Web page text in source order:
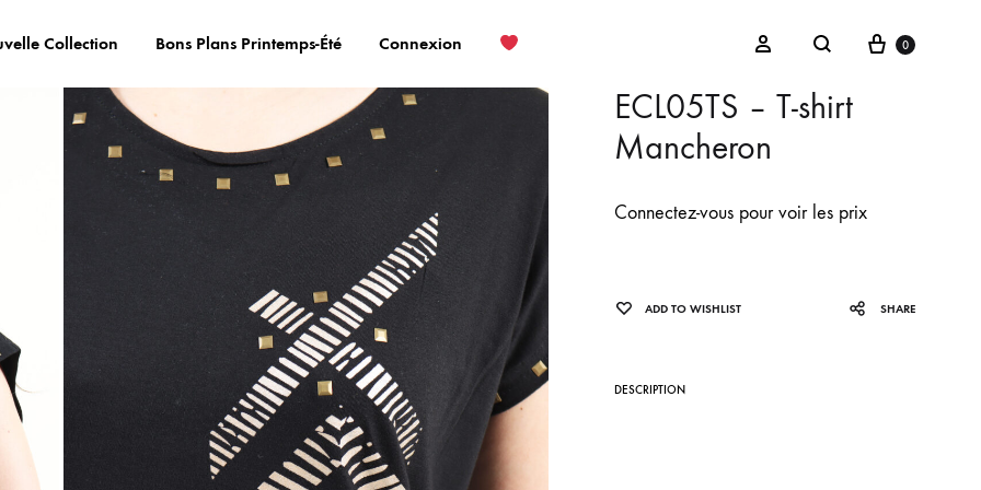
Collection Bons Plans Printemps-Été Connexion Sign in
Search
Cart
0
ECL05TS – T-shirt
Mancheron
Connectez-vous pour voir les prix
ADD TO WISHLIST SHARE
DESCRIPTION